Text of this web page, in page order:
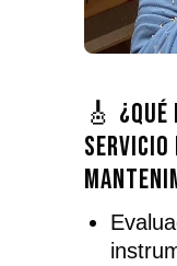
🎸
servicio